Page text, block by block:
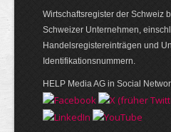
Wirtschaftsregister der Schweiz
Schweizer Unternehmen,
Handelsregistereinträgen und
Identifikationsnummern.
HELP Media AG in Social